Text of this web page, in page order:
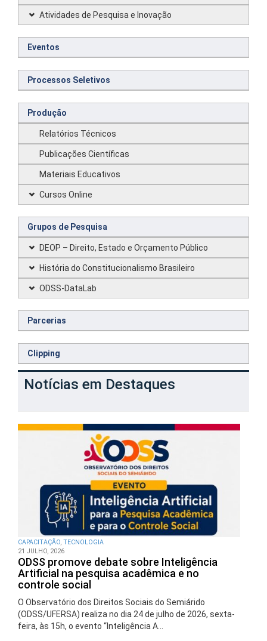
Atividades de Pesquisa e Inovação
Eventos
Processos Seletivos
Produção
Relatórios Técnicos
Publicações Científicas
Materiais Educativos
Cursos Online
Grupos de Pesquisa
DEOP – Direito, Estado e Orçamento Público
História do Constitucionalismo Brasileiro
ODSS-DataLab
Parcerias
Clipping
Notícias em Destaques
CAPACITAÇÃO, TECNOLOGIA
21 JULHO, 2026
ODSS promove debate sobre Inteligência
Artificial na pesquisa acadêmica e no
controle social
O Observatório dos Direitos Sociais do Semiárido
(ODSS/UFERSA) realiza no dia 24 de julho de 2026, sexta-
feira, às 15h, o evento “Inteligência A...